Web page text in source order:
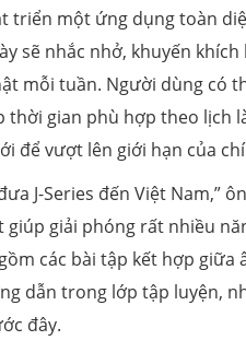
triển một ứng dụng toàn
sẽ nhắc nhở, khuyến
mỗi tuần. Người dùng có
thời gian phù hợp theo
để vượt lên giới hạn của
J-Series đến Việt Nam,”
giúp giải phóng rất nhiều
các bài tập kết hợp
dẫn trong lớp tập luyện,
đây.